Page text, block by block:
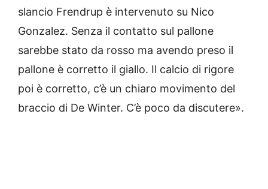
slancio Frendrup è intervenuto su Nico
Gonzalez. Senza il contatto sul pallone
sarebbe stato da rosso ma avendo preso il
pallone è corretto il giallo. Il calcio di rigore
poi è corretto, c’è un chiaro movimento del
braccio di De Winter. C’è poco da discutere».